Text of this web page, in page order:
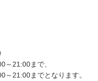
～21:00まで、
21:00までとなります。